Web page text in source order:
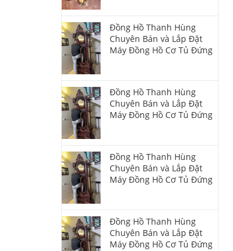
Đồng Hồ Thanh Hùng
Chuyên Bán và Lắp Đặt
Máy Đồng Hồ Cơ Tủ Đứng
Đồng Hồ Thanh Hùng
Chuyên Bán và Lắp Đặt
Máy Đồng Hồ Cơ Tủ Đứng
Đồng Hồ Thanh Hùng
Chuyên Bán và Lắp Đặt
Máy Đồng Hồ Cơ Tủ Đứng
Đồng Hồ Thanh Hùng
Chuyên Bán và Lắp Đặt
Máy Đồng Hồ Cơ Tủ Đứng